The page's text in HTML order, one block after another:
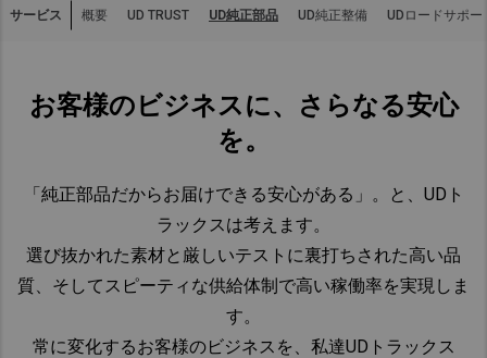
Asia Pacific
China
Hong Kong (Region of China)
Japan
Korea
Malaysia
Cambodia
Myanmar
サービス 概要 UD TRUST UD純正部品 UD純正整備 UDロードサポー
お客様のビジネスに、さらなる安心
を。
「純正部品だからお届けできる安心がある」。と、UDト
ラックスは考えます。
選び抜かれた素材と厳しいテストに裏打ちされた高い品
質、そしてスピーティな供給体制で高い稼働率を実現しま
す。
常に変化するお客様のビジネスを、私達UDトラックス